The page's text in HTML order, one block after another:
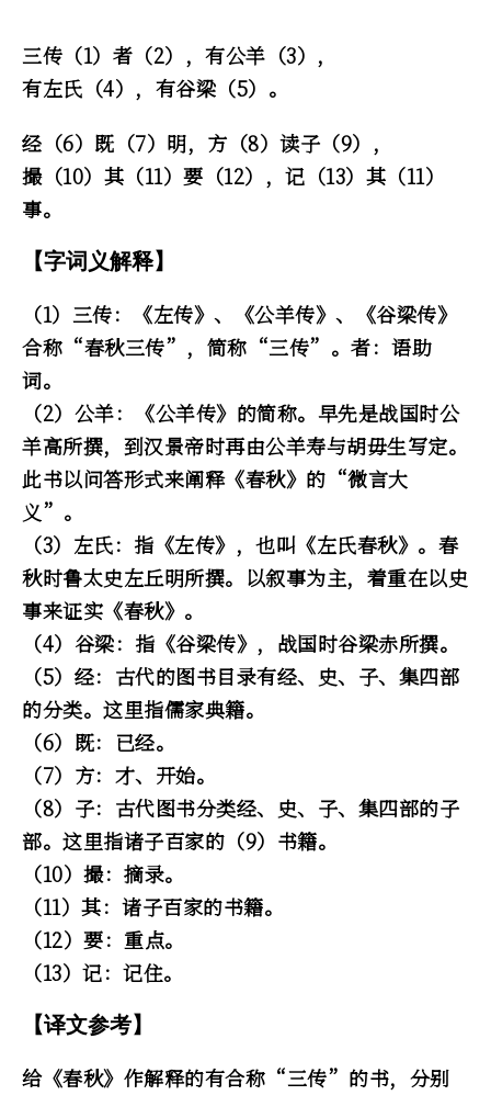
三传（1）者（2），有公羊（3），
有左氏（4），有谷梁（5）。
经（6）既（7）明，方（8）读子（9），
撮（10）其（11）要（12），记（13）其（11）
事。
【字词义解释】
（1）三传：《左传》、《公羊传》、《谷梁传》
合称“春秋三传”，简称“三传”。者：语助
词。
（2）公羊：《公羊传》的简称。早先是战国时公
羊高所撰，到汉景帝时再由公羊寿与胡毋生写定。
此书以问答形式来阐释《春秋》的“微言大
义”。
（3）左氏：指《左传》，也叫《左氏春秋》。春
秋时鲁太史左丘明所撰。以叙事为主，着重在以史
事来证实《春秋》。
（4）谷梁：指《谷梁传》，战国时谷梁赤所撰。
（5）经：古代的图书目录有经、史、子、集四部
的分类。这里指儒家典籍。
（6）既：已经。
（7）方：才、开始。
（8）子：古代图书分类经、史、子、集四部的子
部。这里指诸子百家的（9）书籍。
（10）撮：摘录。
（11）其：诸子百家的书籍。
（12）要：重点。
（13）记：记住。
【译文参考】
给《春秋》作解释的有合称“三传”的书，分别